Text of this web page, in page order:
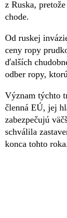
z Ruska,
chode.
Od ruskej
ceny ropy
ďalších
odber ropy,
Význam týchto
členná EÚ, jej
zabezpečujú
schválila
konca tohto